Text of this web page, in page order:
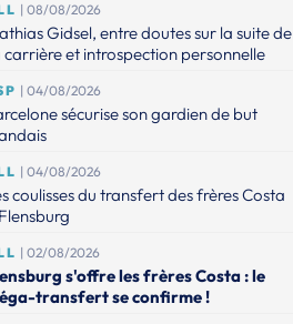
| 08/08/2026
Gidsel, entre doutes sur la suite de
carrière et introspection personnelle
| 04/08/2026
sécurise son gardien de but
| 04/08/2026
coulisses du transfert des frères Costa
| 02/08/2026
s'offre les frères Costa : le
transfert se confirme !